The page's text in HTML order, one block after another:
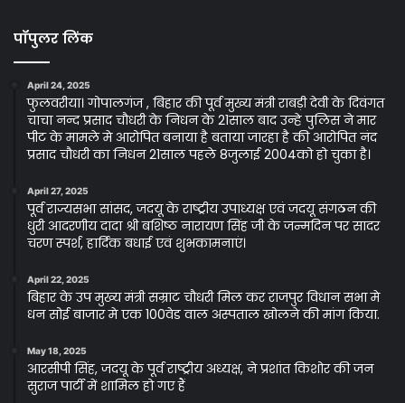
पॉपुलर लिंक
April 24, 2025
फुलवरीया। गोपालगंज , बिहार की पूर्व मुख्य मंत्री राबड़ी देवी के दिवंगत
चाचा नन्द प्रसाद चौधरी के निधन के 21साल बाद उन्हे पुलिस ने मार
पीट के मामले मे आरोपित बनाया है बताया जारहा है की आरोपित नंद
प्रसाद चौधरी का निधन 21साल पहले 8जुलाई 2004को हो चुका है।
April 27, 2025
पूर्व राज्यसभा सांसद, जदयू के राष्ट्रीय उपाध्यक्ष एवं जदयू संगठन की
धुरी आदरणीय दादा श्री बशिष्ठ नारायण सिंह जी के जन्मदिन पर सादर
चरण स्पर्श, हार्दिक बधाई एवं शुभकामनाएं।
April 22, 2025
बिहार के उप मुख्य मंत्री सम्राट चौधरी मिल कर राजपुर विधान सभा मे
धन सोई बाजार मे एक 100वेड वाल अस्पताल खोलने की मांग किया.
May 18, 2025
आरसीपी सिंह, जदयू के पूर्व राष्ट्रीय अध्यक्ष, ने प्रशांत किशोर की जन
सुराज पार्टी में शामिल हो गए हैं